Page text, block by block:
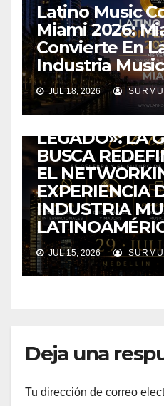
Latino Music
Miami 2026:
Convierte En
Industria
JUL 18, 2026
COLOMBIA ENTRETENIMIENTO
DINASTÍA INC.
«DINASTÍA
LEGADO»: LA
BUSCA
EL
EXPERIENCIA
INDUSTRIA
JUL 15, 2026
Deja una
Tu dirección de correo